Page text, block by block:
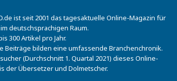
ist seit 2001 das tagesaktuelle Online-Magazin für
deutschsprachigen Raum.
300 Artikel pro Jahr.
Beiträge bilden eine umfassende Branchenchronik.
(Durchschnitt 1. Quartal 2021) dieses Online-
der Übersetzer und Dolmetscher.